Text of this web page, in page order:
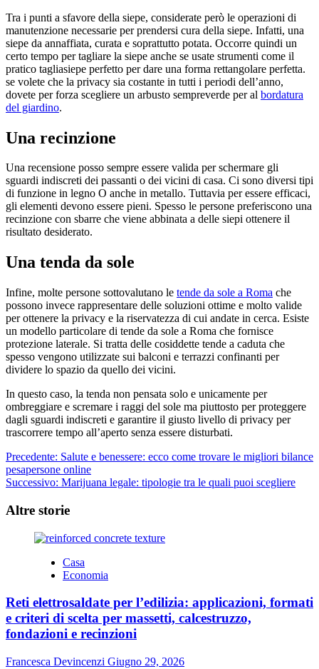
Tra i punti a sfavore della siepe, considerate però le operazioni di
manutenzione necessarie per prendersi cura della siepe. Infatti, una
siepe da annaffiata, curata e soprattutto potata. Occorre quindi un
certo tempo per tagliare la siepe anche se usate strumenti come il
pratico tagliasiepe perfetto per dare una forma rettangolare perfetta.
se volete che la privacy sia costante in tutti i periodi dell’anno,
dovete per forza scegliere un arbusto sempreverde per al bordatura
del giardino.
Una recinzione
Una recensione posso sempre essere valida per schermare gli
sguardi indiscreti dei passanti o dei vicini di casa. Ci sono diversi tipi
di funzione in legno O anche in metallo. Tuttavia per essere efficaci,
gli elementi devono essere pieni. Spesso le persone preferiscono una
recinzione con sbarre che viene abbinata a delle siepi ottenere il
risultato desiderato.
Una tenda da sole
Infine, molte persone sottovalutano le tende da sole a Roma che
possono invece rappresentare delle soluzioni ottime e molto valide
per ottenere la privacy e la riservatezza di cui andate in cerca. Esiste
un modello particolare di tende da sole a Roma che fornisce
protezione laterale. Si tratta delle cosiddette tende a caduta che
spesso vengono utilizzate sui balconi e terrazzi confinanti per
dividere lo spazio da quello dei vicini.
In questo caso, la tenda non pensata solo e unicamente per
ombreggiare e scremare i raggi del sole ma piuttosto per proteggere
dagli sguardi indiscreti e garantire il giusto livello di privacy per
trascorrere tempo all’aperto senza essere disturbati.
Navigazione
articolo
Precedente: Salute e benessere: ecco come trovare le migliori bilance
pesapersone online
Successivo: Marijuana legale: tipologie tra le quali puoi scegliere
Altre storie
Casa
Economia
Reti elettrosaldate per l’edilizia: applicazioni, formati
e criteri di scelta per massetti, calcestruzzo,
fondazioni e recinzioni
Francesca Devincenzi Giugno 29, 2026